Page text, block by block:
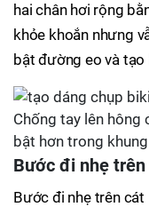
hai chân hơi rộng
khỏe khoắn nhưng
bật đường eo và tạo
Chống tay lên hông
bật hơn trong
Bước đi nhẹ
Bước đi nhẹ trên